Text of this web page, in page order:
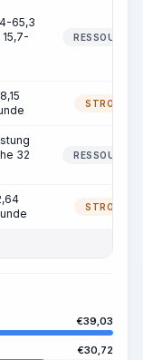
65,3
RESSOURCE
STROM
32
RESSOURCE
STROM
€39,03
€30,72